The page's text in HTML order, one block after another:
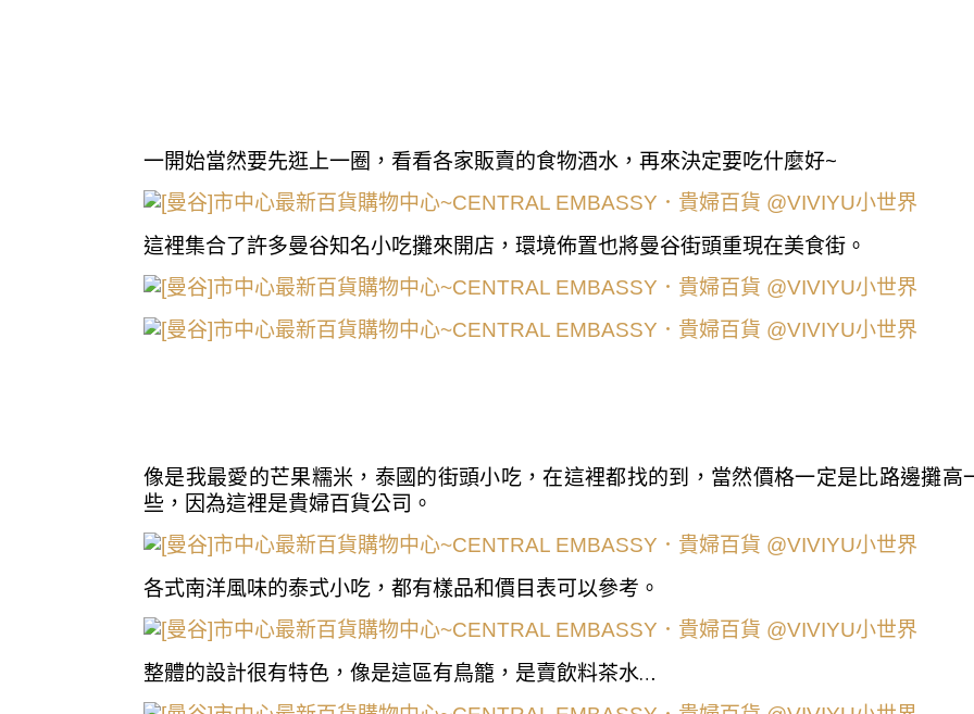
一開始當然要先逛上一圈，看看各家販賣的食物酒水，再來決定要吃什麼好~
這裡集合了許多曼谷知名小吃攤來開店，環境佈置也將曼谷街頭重現在美食街。
像是我最愛的芒果糯米，泰國的街頭小吃，在這裡都找的到，當然價格一定是比路邊攤高
些，因為這裡是貴婦百貨公司。
各式南洋風味的泰式小吃，都有樣品和價目表可以參考。
整體的設計很有特色，像是這區有鳥籠，是賣飲料茶水…